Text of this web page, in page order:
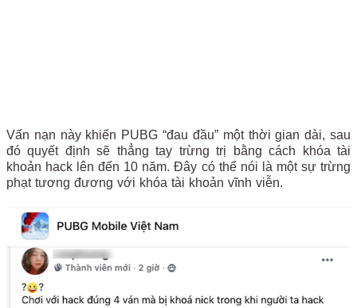
Vấn nạn này khiến PUBG “đau đầu” một thời gian dài, sau
đó quyết định sẽ thẳng tay trừng trị bằng cách khóa tài
khoản hack lên đến 10 năm. Đây có thể nói là một sự trừng
phạt tương đương với khóa tài khoản vĩnh viễn.